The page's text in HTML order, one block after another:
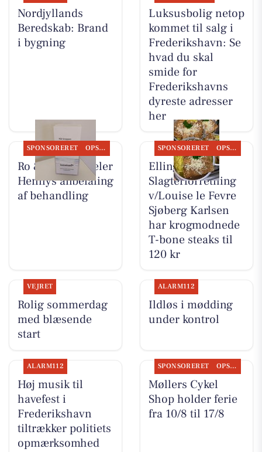
Nordjyllands
Beredskab: Brand
i bygning
Luksusbolig netop
kommet til salg i
Frederikshavn: Se
hvad du skal
smide for
Frederikshavns
dyreste adresser
her
SPONSORERET OPSLAGSTAVLEN
Ro & velvære deler
Hennys anbefaling
af behandling
SPONSORERET OPSLAGSTAVLEN
Elling
Slagterforretning
v/Louise le Fevre
Sjøberg Karlsen
har krogmodnede
T-bone steaks til
120 kr
VEJRET
Rolig sommerdag
med blæsende
start
ALARM112
Ildløs i mødding
under kontrol
ALARM112
Høj musik til
havefest i
Frederikshavn
tiltrækker politiets
opmærksomhed
SPONSORERET OPSLAGSTAVLEN
Møllers Cykel
Shop holder ferie
fra 10/8 til 17/8